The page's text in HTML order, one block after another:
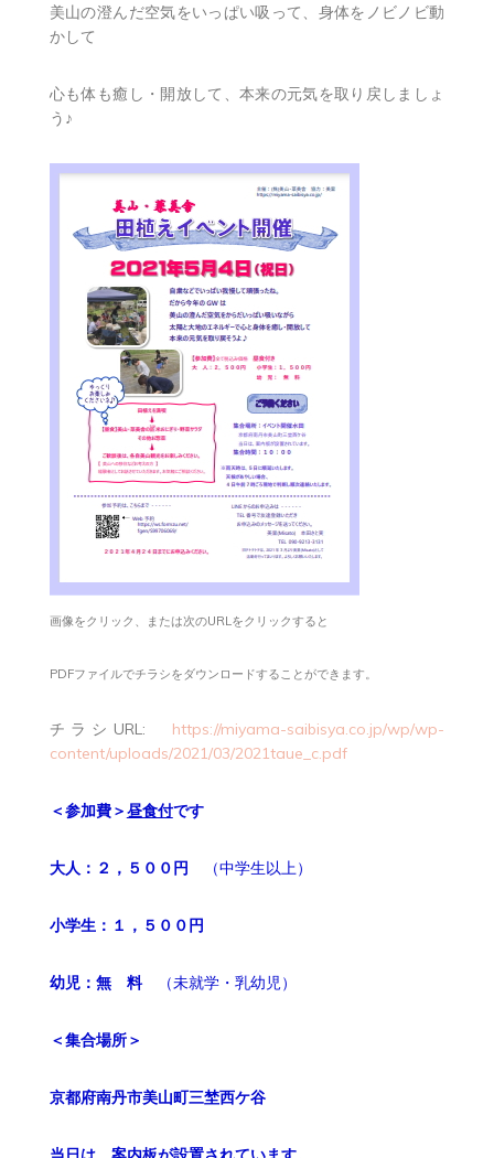
美山の澄んだ空気をいっぱい吸って、身体をノビノビ動
かして
心も体も癒し・開放して、本来の元気を取り戻しましょ
う♪
画像をクリック、または次のURLをクリックすると
PDFファイルでチラシをダウンロードすることができます。
チラシURL: https://miyama-saibisya.co.jp/wp/wp-
content/uploads/2021/03/2021taue_c.pdf
＜参加費＞昼食付です
大人：２，５００円 （中学生以上）
小学生：１，５００円
幼児：無 料 （未就学・乳幼児）
＜集合場所＞
京都府南丹市美山町三埜西ケ谷